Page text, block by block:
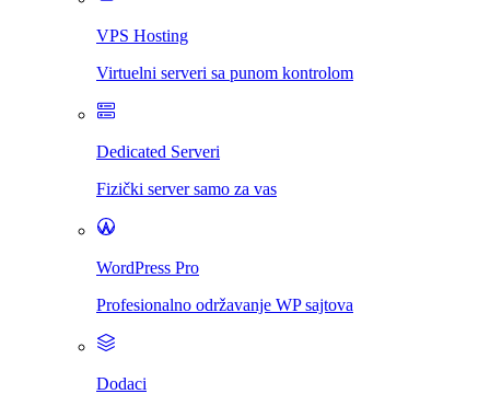
VPS Hosting
Virtuelni serveri sa punom kontrolom
Dedicated Serveri
Fizički server samo za vas
WordPress Pro
Profesionalno održavanje WP sajtova
Dodaci